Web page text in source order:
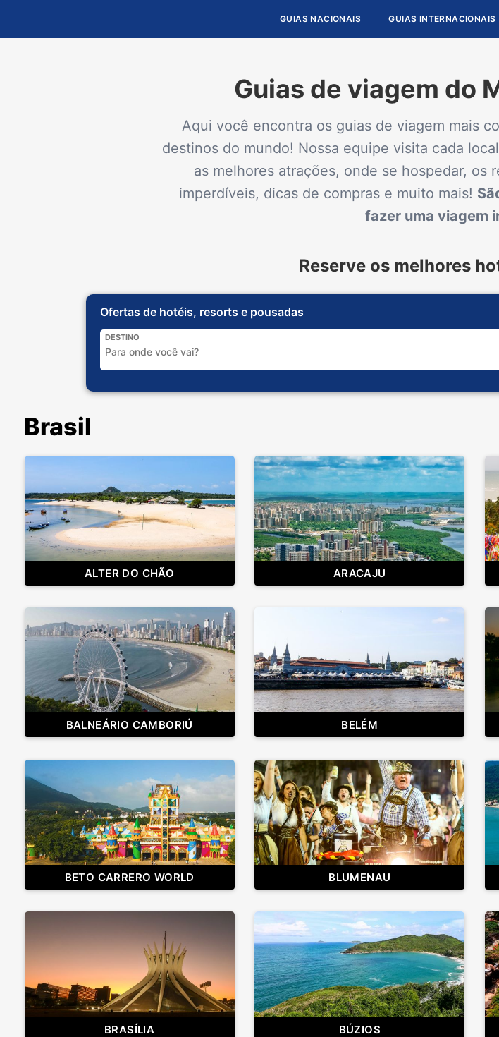
GUIAS NACIONAIS GUIAS INTERNACIONAIS
Guias de viagem do
Aqui você encontra os guias de viagem mais
destinos do mundo! Nossa equipe visita cada
as melhores atrações, onde se hospedar, os
imperdíveis, dicas de compras e muito mais!
fazer uma viagem
Reserve os melhores
Ofertas de hotéis, resorts e pousadas
DESTINO
Brasil
ALTER DO CHÃO ARACAJU
BALNEÁRIO CAMBORIÚ BELÉM
BETO CARRERO WORLD BLUMENAU
BRASÍLIA BÚZIOS